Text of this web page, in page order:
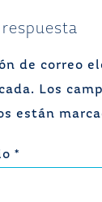
de correo
Los
están
*